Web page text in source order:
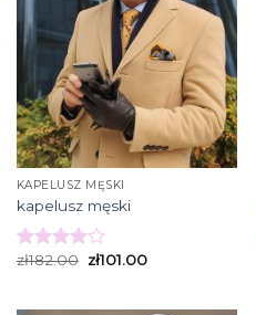
KAPELUSZ MĘSKI
kapelusz męski
Rated
zł182.00 zł101.00